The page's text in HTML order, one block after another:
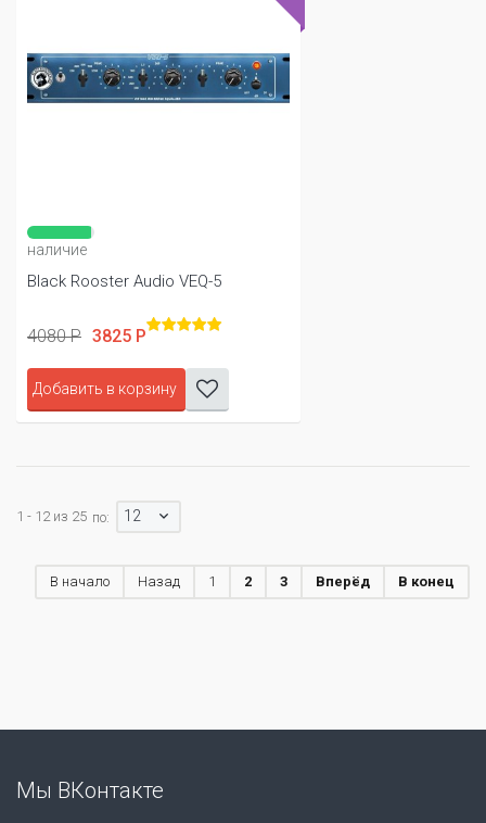
наличие
Black Rooster Audio VEQ-5
4080 Р 3825 Р
Добавить в корзину
1 - 12 из 25 по: 12
В начало Назад 1 2 3 Вперёд В конец
Мы ВКонтакте